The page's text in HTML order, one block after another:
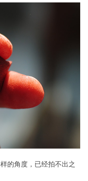
的角度，已经拍不出之